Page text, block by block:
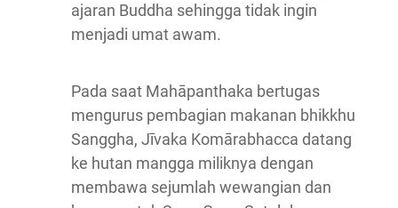
ajaran Buddha sehingga tidak ingin
menjadi umat awam.
Pada saat Mahāpanthaka bertugas
mengurus pembagian makanan bhikkhu
Sanggha, Jīvaka Komārabhacca datang
ke hutan mangga miliknya dengan
membawa sejumlah wewangian dan